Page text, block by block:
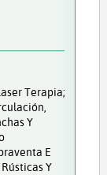
Terapia;
Y
E
Y